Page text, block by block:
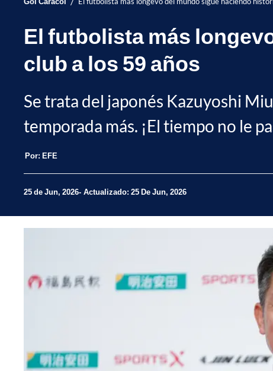
El futbolista más
club a los 59 años
Se trata del japonés Kazuyoshi
temporada más. ¡El tiempo no le
Por: EFE
25 de Jun, 2026 Actualizado: 25 De Jun, 2026